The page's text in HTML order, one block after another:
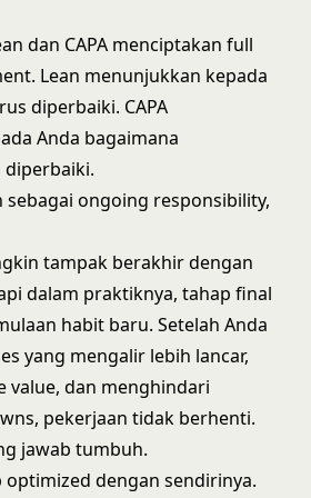
dan CAPA menciptakan full
Lean menunjukkan kepada
diperbaiki. CAPA
Anda bagaimana
diperbaiki.
ongoing responsibility,
tampak berakhir dengan
dalam praktiknya, tahap final
habit baru. Setelah Anda
yang mengalir lebih lancar,
value, dan menghindari
pekerjaan tidak berhenti.
jawab tumbuh.
optimized dengan sendirinya.